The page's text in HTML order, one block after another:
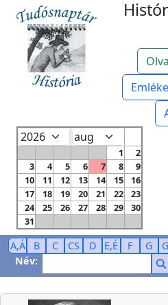
1
2
3
4 5 6 7 8
9
10
11 12 13 14 15
16
17
18 19 20 21 22
23
24
25 26 27 28 29
30
31
A,Á B C CS D E,É F G
Név: